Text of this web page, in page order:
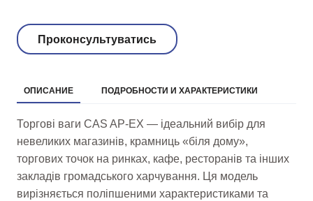
Проконсультуватись
ОПИСАНИЕ ПОДРОБНОСТИ И ХАРАКТЕРИСТИКИ
Торгові ваги CAS AP-EX — ідеальний вибір для
невеликих магазинів, крамниць «біля дому»,
торгових точок на ринках, кафе, ресторанів та інших
закладів громадського харчування. Ця модель
вирізняється поліпшеними характеристиками та